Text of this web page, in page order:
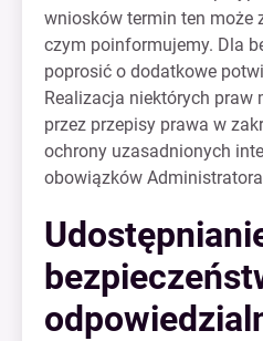
wniosków termin ten może
czym poinformujemy. Dla
poprosić o dodatkowe
Realizacja niektórych praw
przez przepisy prawa w
ochrony uzasadnionych
obowiązków